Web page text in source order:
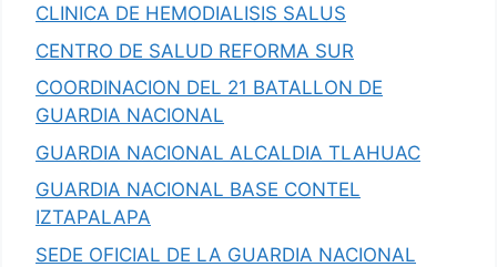
CLINICA DE HEMODIALISIS SALUS
CENTRO DE SALUD REFORMA SUR
COORDINACION DEL 21 BATALLON DE
GUARDIA NACIONAL
GUARDIA NACIONAL ALCALDIA TLAHUAC
GUARDIA NACIONAL BASE CONTEL
IZTAPALAPA
SEDE OFICIAL DE LA GUARDIA NACIONAL